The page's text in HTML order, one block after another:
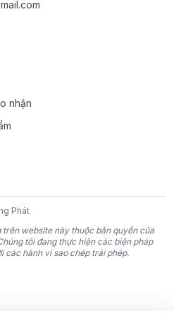
S4E, S4E2, S4S, 6DR5, S6S,
C240, 4BC2, 4LB1, 4JG2, 6BB1,
Z24, H20, H21-II, H15, H25, K15,
4TNV94L;
DB33A;
nhận
Phát
trên website này thuộc bản quyền của
tôi đang thực hiện các biện pháp
các hành vi sao chép trái phép.